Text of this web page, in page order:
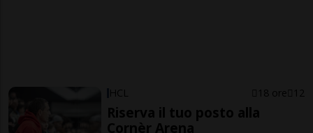
HCL 18 ore 12
Riserva il tuo posto alla
Cornèr Arena